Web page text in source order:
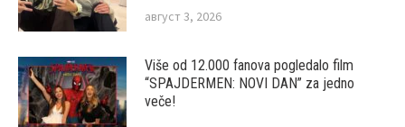
август 3, 2026
Više od 12.000 fanova pogledalo film
“SPAJDERMEN: NOVI DAN” za jedno
veče!